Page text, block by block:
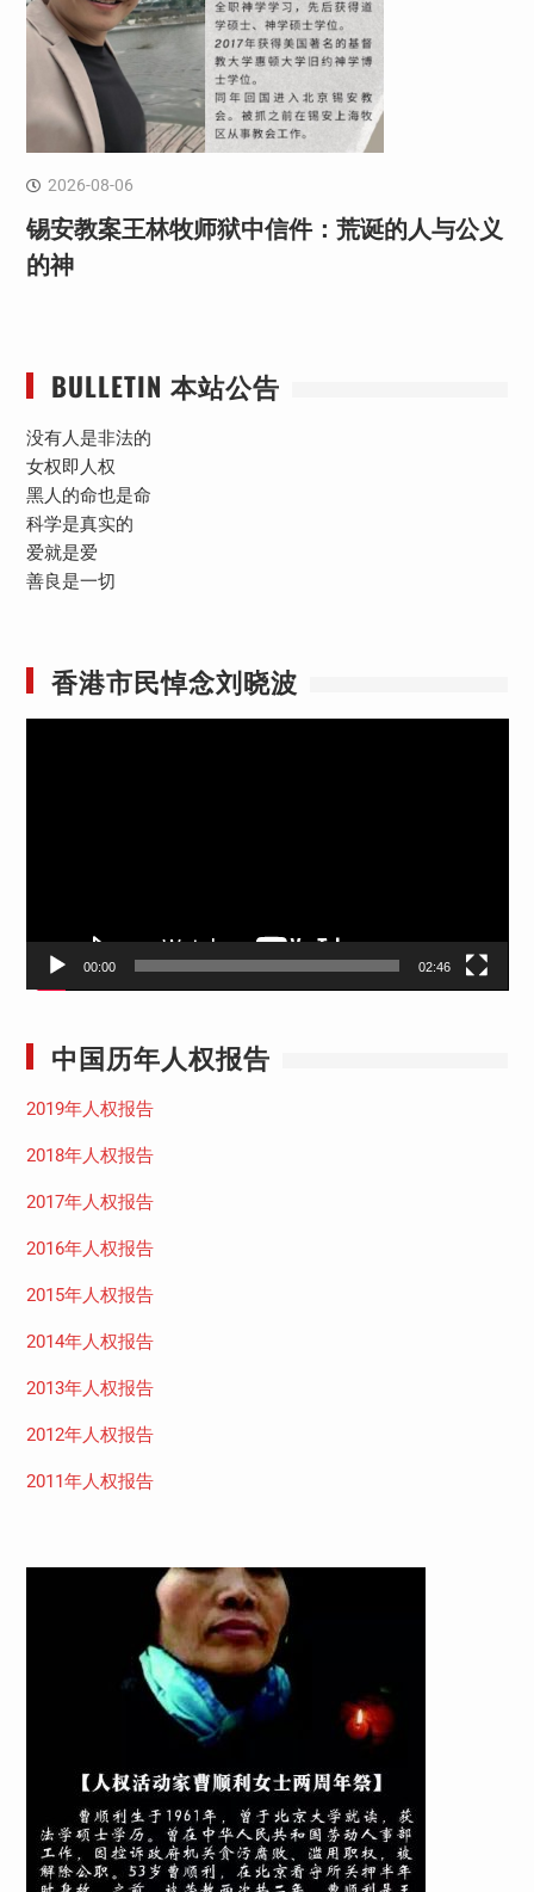
2026-08-06
锡安教案王林牧师狱中信件：荒诞的人与公义
的神
BULLETIN 本站公告
没有人是非法的
女权即人权
黑人的命也是命
科学是真实的
爱就是爱
善良是一切
香港市民悼念刘晓波
00:00 02:46
中国历年人权报告
2019年人权报告
2018年人权报告
2017年人权报告
2016年人权报告
2015年人权报告
2014年人权报告
2013年人权报告
2012年人权报告
2011年人权报告